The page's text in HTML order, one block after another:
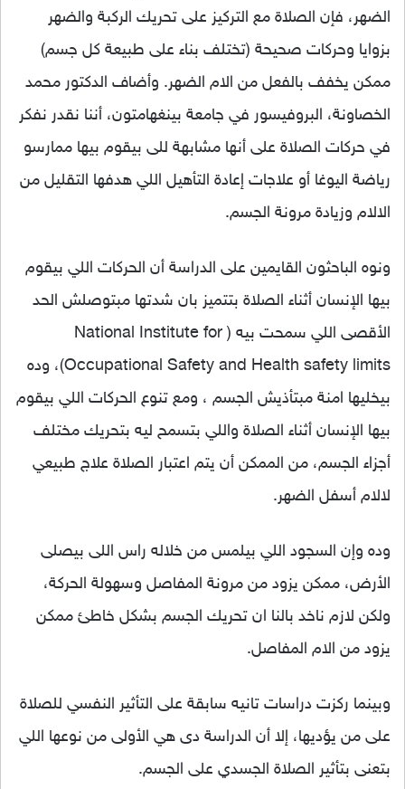
الضهر، فإن الصلاة مع التركيز على تحريك الركبة والضهر
بزوايا وحركات صحيحة (تختلف بناء على طبيعة كل جسم)
ممكن يخفف بالفعل من الام الضهر. وأضاف الدكتور محمد
الخصاونة، البروفيسور في جامعة بينغهامتون، أننا نقدر نفكر
في حركات الصلاة على أنها مشابهة للى بيقوم بيها ممارسو
رياضة اليوغا أو علاجات إعادة التأهيل اللي هدفها التقليل من
الالام وزيادة مرونة الجسم.
ونوه الباحثون القايمين على الدراسة أن الحركات اللي بيقوم
بيها الإنسان أثناء الصلاة بتتميز بان شدتها مبتوصلش الحد
الأقصى اللي سمحت بيه ( National Institute for
Occupational Safety and Health safety limits)، وده
بيخليها امنة مبتأذيش الجسم ، ومع تنوع الحركات اللي بيقوم
بيها الإنسان أثناء الصلاة واللي بتسمح ليه بتحريك مختلف
أجزاء الجسم، من الممكن أن يتم اعتبار الصلاة علاج طبيعي
لالام أسفل الضهر.
وده وإن السجود اللي بيلمس من خلاله راس اللى بيصلى
الأرض، ممكن يزود من مرونة المفاصل وسهولة الحركة،
ولكن لازم ناخد بالنا ان تحريك الجسم بشكل خاطئ ممكن
يزود من الام المفاصل.
وبينما ركزت دراسات تانيه سابقة على التأثير النفسي للصلاة
على من يؤديها، إلا أن الدراسة دى هي الأولى من نوعها اللي
بتعنى بتأثير الصلاة الجسدي على الجسم.